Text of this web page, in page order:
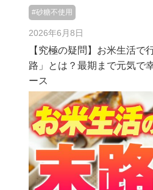
#砂糖不使用
2026年6月8日
【究極の疑問】お米生活で
路」とは？最期まで元気で
ース